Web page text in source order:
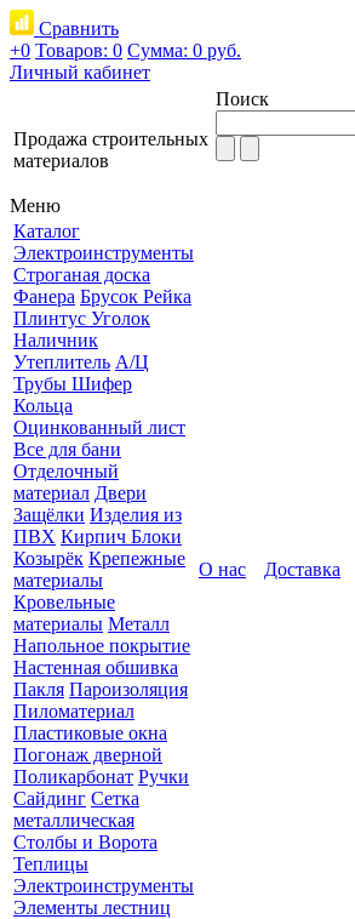
Сравнить
+0 Товаров: 0 Сумма: 0 руб.
Личный кабинет
Продажа строительных
материалов
Поиск
Меню
Каталог
Электроинструменты
Строганая доска
Фанера Брусок Рейка
Плинтус Уголок
Наличник
Утеплитель А/Ц
Трубы Шифер
Кольца
Оцинкованный лист
Все для бани
Отделочный
материал Двери
Защёлки Изделия из
ПВХ Кирпич Блоки
Козырёк Крепежные
материалы
Кровельные
материалы Металл
Напольное покрытие
Настенная обшивка
Пакля Пароизоляция
Пиломатериал
Пластиковые окна
Погонаж дверной
Поликарбонат Ручки
Сайдинг Сетка
металлическая
Столбы и Ворота
Теплицы
Электроинструменты
Элементы лестниц
О нас Доставка